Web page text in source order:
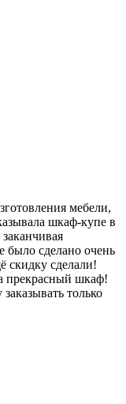
мебели,
шкаф-купе в
сделано очень
скидку сделали!
прекрасный шкаф!
только